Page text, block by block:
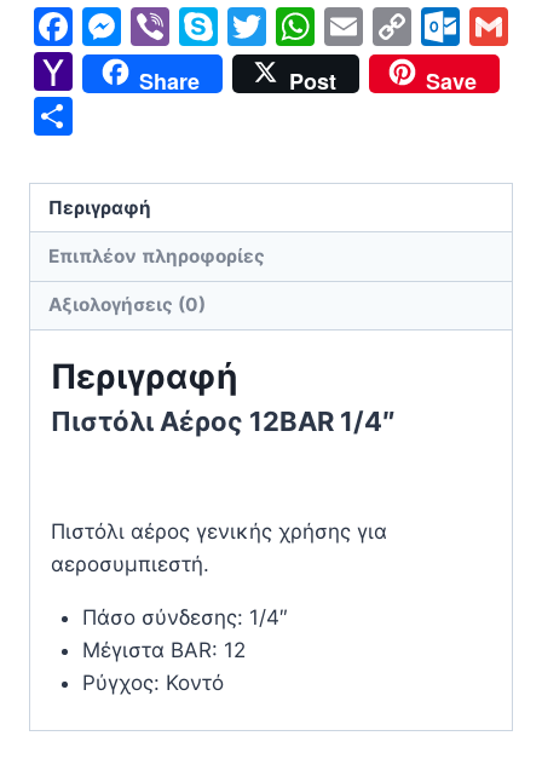
Facebook
Messenger
ViberSkype
Twitter
WhatsApp
EmailCopy
Link
Yahoo
Mail
Share Post Save
Περιγραφή
Επιπλέον πληροφορίες
Αξιολογήσεις (0)
Περιγραφή
Πιστόλι Αέρος 12BAR 1/4″
Πιστόλι αέρος γενικής χρήσης για
αεροσυμπιεστή.
Πάσο σύνδεσης: 1/4″
Μέγιστα BAR: 12
Ρύγχος: Κοντό